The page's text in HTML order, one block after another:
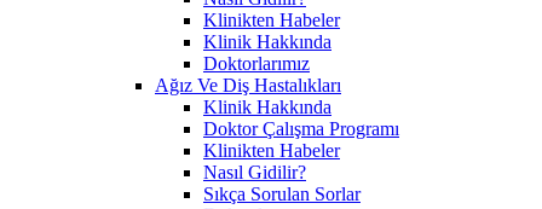
Klinikten Habeler
Klinik Hakkında
Doktorlarımız
Ağız Ve Diş Hastalıkları
Klinik Hakkında
Doktor Çalışma Programı
Klinikten Habeler
Nasıl Gidilir?
Sıkça Sorulan Sorlar